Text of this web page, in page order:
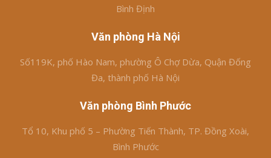
Bình Định
Văn phòng Hà Nội
Số119K, phố Hào Nam, phường Ô Chợ Dừa, Quận Đống
Đa, thành phố Hà Nội
Văn phòng Bình Phước
Tổ 10, Khu phố 5 – Phường Tiến Thành, TP. Đồng Xoài,
Bình Phước